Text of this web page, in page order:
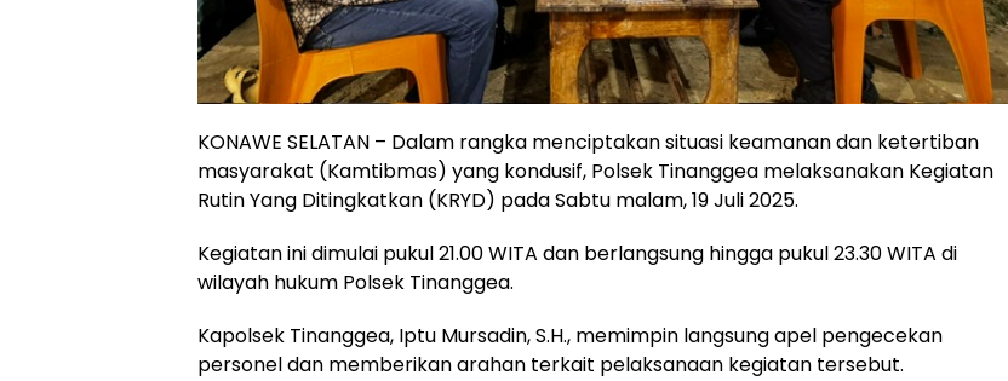
KONAWE SELATAN – Dalam rangka menciptakan situasi keamanan dan ketertiban
masyarakat (Kamtibmas) yang kondusif, Polsek Tinanggea melaksanakan Kegiatan
Rutin Yang Ditingkatkan (KRYD) pada Sabtu malam, 19 Juli 2025.
Kegiatan ini dimulai pukul 21.00 WITA dan berlangsung hingga pukul 23.30 WITA di
wilayah hukum Polsek Tinanggea.
Kapolsek Tinanggea, Iptu Mursadin, S.H., memimpin langsung apel pengecekan
personel dan memberikan arahan terkait pelaksanaan kegiatan tersebut.